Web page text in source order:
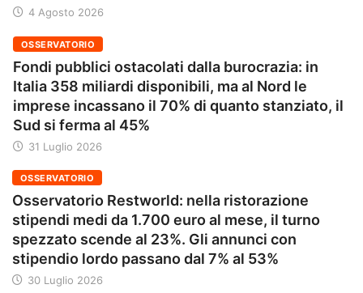
4 Agosto 2026
OSSERVATORIO
Fondi pubblici ostacolati dalla burocrazia: in
Italia 358 miliardi disponibili, ma al Nord le
imprese incassano il 70% di quanto stanziato, il
Sud si ferma al 45%
31 Luglio 2026
OSSERVATORIO
Osservatorio Restworld: nella ristorazione
stipendi medi da 1.700 euro al mese, il turno
spezzato scende al 23%. Gli annunci con
stipendio lordo passano dal 7% al 53%
30 Luglio 2026